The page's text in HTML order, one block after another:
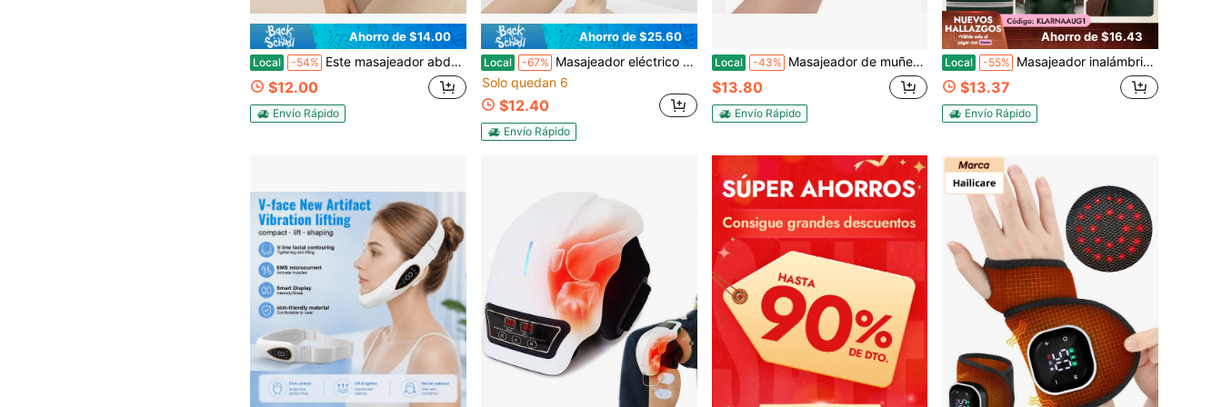
Ahorro de $14.00
Local -54% Este masajeador abdominal eléctrico tiene 9 niveles de intensidad ajustables y es recargable por USB. Está diseñado para tonificar el abdomen y las piernas. Es una herramienta de fitness perfecta para quienes les gusta ejercitarse fácilmente. Es un gran regalo para familiares y amigos.
$12.00
Envío Rápido
Ahorro de $25.60
Local -67% Masajeador eléctrico de muñeca, protector eléctrico de muñeca, 5 velocidades de calor y 3 velocidades de vibración, temporizador de 30 minutos, universal para mano izquierda y derecha, regalo para padres y amigos
Solo quedan 6
$12.40
Envío Rápido
Local -43% Masajeador de muñeca recargable por USB, almohadilla térmica para la muñeca, férula térmica para la muñeca Terapia de calor para el dolor del túnel carpiano, esguinces, hinchazón, tendinitis y dolor de mano, mejor regalo para amigos y ancianos
$13.80
Envío Rápido
Ahorro de $16.43
Local -55% Masajeador inalámbrico de cuello y hombros, 3 modos de masaje 2 niveles de calentamiento recargable Tipo-C dispositivo de masaje de amasado, masajeador portátil y compacto para alivio de trabajadores de oficina hogar coche relajación diaria
$13.37
Envío Rápido